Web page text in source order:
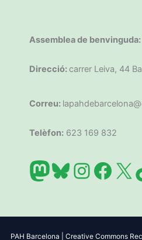
Assemblea de benvinguda:
Direcció: carrer Leiva, 44
Correu:
Telèfon: 623 169 832
Mastodon
Bluesky
X
PAH Barcelona | Creative Commons